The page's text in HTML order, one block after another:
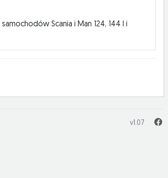
Scania i Man 124, 144 I i
v1.07